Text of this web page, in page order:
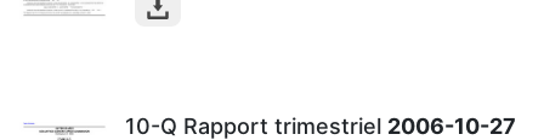
10-Q Rapport trimestriel 2006-10-27